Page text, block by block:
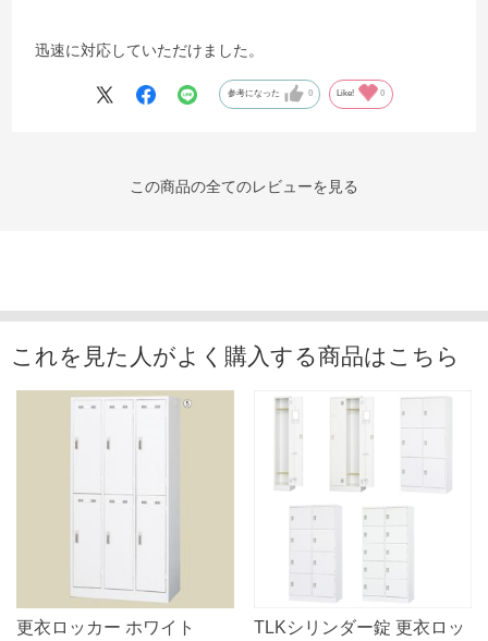
迅速に対応していただけました。
参考になった 0 Like! 0
この商品の全てのレビューを見る
これを見た人がよく購入する商品はこちら
更衣ロッカー ホワイト
TLKシリンダー錠 更衣ロッ